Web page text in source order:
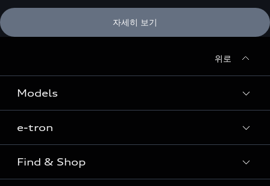
자세히 보기
위로
Models
Sedan
SUV
Coupe
e-tron
e-tron
Find & Shop